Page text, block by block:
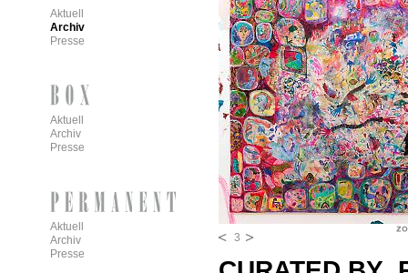
3
Aktuell
Archiv
Presse
Aktuell
Archiv
Presse
Aktuell
Archiv
Presse